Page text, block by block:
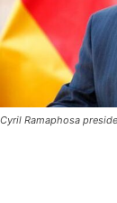
Cyril Ramaphosa